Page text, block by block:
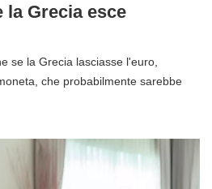
la Grecia esce
se la Grecia lasciasse l'euro,
che probabilmente sarebbe